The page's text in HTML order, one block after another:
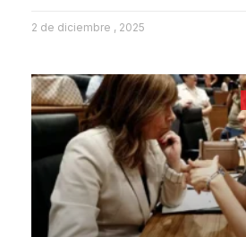
2 de diciembre , 2025